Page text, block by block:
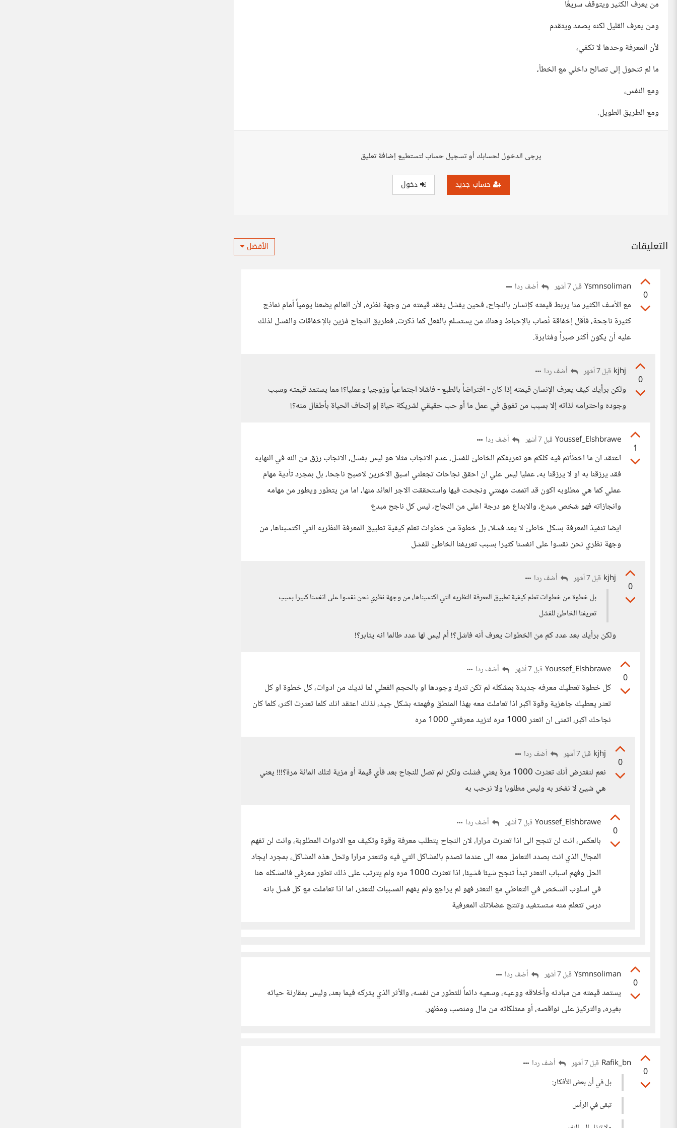
من يعرف الكثير ويتوقف سريعًا
ومن يعرف القليل لكنه يصمد ويتقدم
لأن المعرفة وحدها لا تكفي،
ما لم تتحول إلى تصالح داخلي مع الخطأ،
ومع النفس،
ومع الطريق الطويل.
يرجى الدخول لحسابك أو تسجيل حساب لتستطيع إضافة تعليق
حساب جديد دخول
التعليقات الأفضل
0
Ysmnsoliman قبل 7 أشهر أضف ردا
مع الأسف الكثير منا يربط قيمته كإنسان بالنجاح، فحين يفشل يفقد قيمته من وجهة نظره، لأن العالم يضعنا يومياً أمام نماذج
كثيرة ناجحة، فأقل إخفاقة نُصاب بالإحباط وهناك من يستسلم بالفعل كما ذكرت، فطريق النجاح مُزين بالإخفاقات والفشل لذلك
عليه أن يكون أكثر صبراً ومُثابرة.
0
kjhj قبل 7 أشهر أضف ردا
ولكن برأيك كيف يعرف الإنسان قيمته إذا كان - افتراضاً بالطبع - فاشلا اجتماعياً وزوجيا وعمليا؟! مما يستمد قيمته وسبب
وجوده واحترامه لذاته إلا بسبب من تفوق في عمل ما أو حب حقيقي لشريكة حياة إو إتحاف الحياة بأطفال منه؟!
1
Youssef_Elshbrawe قبل 7 أشهر أضف ردا
اعتقد ان ما اخطأتم فيه كلكم هو تعريفكم الخاطئ للفشل، عدم الانجاب مثلا هو ليس بفشل، الانجاب رزق من الله في النهايه
فقد يرزقنا به او لا يرزقنا به، عمليا ليس علي ان احقق نجاحات تجعلني اسبق الاخرين لاصبح ناجحا، بل بمجرد تأدية مهام
عملي كما هي مطلوبه اكون قد اتممت مهمتي ونجحت فيها واستحققت الاجر العائد منها، اما من يتطور ويطور من مهامه
وانجازاته فهو شخص مبدع، والابداع هو درجة اعلى من النجاح، ليس كل ناجح مبدع
ايضا تنفيذ المعرفة بشكل خاطئ لا يعد فشلا، بل خطوة من خطوات تعلم كيفية تطبيق المعرفة النظريه التي اكتسبناها، من
وجهة نظري نحن نقسوا على انفسنا كثيرا بسبب تعريفنا الخاطئ للفشل
0
kjhj قبل 7 أشهر
أضف ردا
بل خطوة من خطوات تعلم كيفية تطبيق المعرفة النظريه التي اكتسبناها، من وجهة نظري نحن نقسوا على انفسنا كثيرا بسبب
تعريفنا الخاطئ للفشل
ولكن برأيك بعد عدد كم من الخطوات يعرف أنه فاشل؟! أم ليس لها عدد طالما انه يثابر؟!
0
Youssef_Elshbrawe قبل 7 أشهر أضف ردا
كل خطوة تعطيك معرفه جديدة بمشكله لم تكن تدرك وجودها او بالحجم الفعلي لما لديك من ادوات، كل خطوة او كل
تعثر يعطيك جاهزية وقوة اكبر اذا تعاملت معه بهذا المنطق وفهمته بشكل جيد، لذلك اعتقد انك كلما تعثرت اكثر، كلما كان
نجاحك اكبر، اتمنى ان اتعثر 1000 مره لتزيد معرفتي 1000 مره
0
kjhj قبل 7 أشهر أضف ردا
نعم لنفترض أنك تعثرت 1000 مرة يعني فشلت ولكن لم تصل للنجاح بعد فأي قيمة أو مزية لتلك المائة مرة؟!!! يعني
هي شيئ لا نفخر به وليس مطلوبا ولا نرحب به
0
Youssef_Elshbrawe قبل 7 أشهر أضف ردا
بالعكس، انت لن تنجح الى اذا تعثرت مرارا، لان النجاح يتطلب معرفة وقوة وتكيف مع الادوات المطلوبة، وانت لن تفهم
المجال الذي انت بصدد التعامل معه الى عندما تصدم بالمشاكل التي فيه وتتعثر مرارا وتحل هذه المشاكل، بمجرد ايجاد
الحل وفهم اسباب التعثر تبدأ تنجح شيئا فشيئا، اذا تعثرت 1000 مره ولم يترتب على ذلك تطور معرفي فالمشكله هنا
في اسلوب الشخص في التعاطي مع التعثر فهو لم يراجع ولم يفهم المسببات للتعثر، اما اذا تعاملت مع كل فشل بانه
درس تتعلم منه ستستفيد وتنتج عضلاتك المعرفية
0
Ysmnsoliman قبل 7 أشهر أضف ردا
يستمد قيمته من مبادئه وأخلاقه ووعيه، وسعيه دائماً للتطور من نفسه، والأثر الذي يتركه فيما بعد، وليس بمقارنة حياته
بغيره، والتركيز على نواقصه، أو ممتلكاته من مال ومنصب ومظهر.
0
Rafik_bn قبل 7 أشهر
أضف ردا
بل في أن بعض الأفكار:
تبقى في الرأس